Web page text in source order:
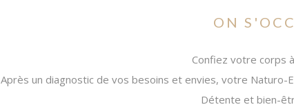
ON
Confiez votre corps
Après un diagnostic de vos besoins et envies, votre Naturo-
Détente et bien-